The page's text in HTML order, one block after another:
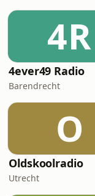
4R
4ever49 Radio
Barendrecht
O
Oldskoolradio
Utrecht